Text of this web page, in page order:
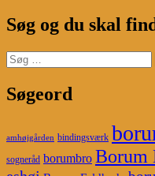
navigation
Søg og du skal
Søg
efter:
Søgeord
amhøjgården bindingsværk
sogneråd borumbro Borum